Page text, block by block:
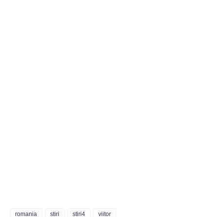
romania stiri stiri4 viitor